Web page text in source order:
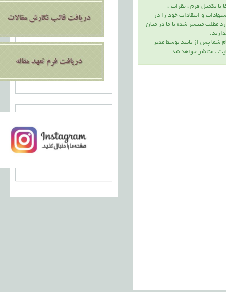
با تكميل فرم ، نظرات ،
و انتقادات خود را در
مطلب منتشر شده با ما در ميان
شما پس از تاييد توسط مدير
، منتشر خواهد شد.